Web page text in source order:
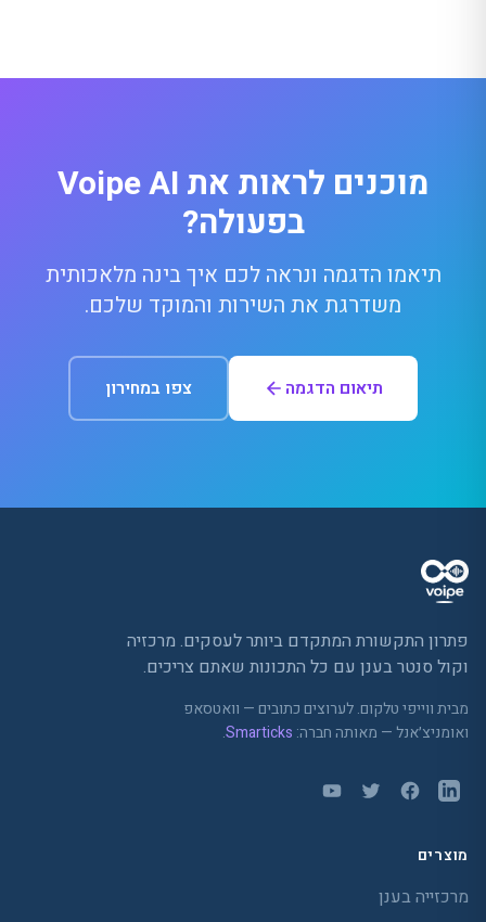
מוכנים לראות את Voipe AI
בפעולה?
תיאמו הדגמה ונראה לכם איך בינה מלאכותית
משדרגת את השירות והמוקד שלכם.
תיאום הדגמה צפו במחירון
פתרון התקשורת המתקדם ביותר לעסקים. מרכזיה
וקול סנטר בענן עם כל התכונות שאתם צריכים.
מבית ווייפי טלקום. לערוצים כתובים — וואטסאפ
ואומניצ׳אנל — מאותה חברה: Smarticks
.
מוצרים
מרכזייה בענן